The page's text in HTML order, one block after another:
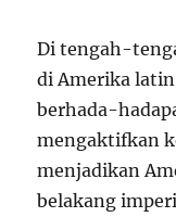
Di tengah-
di Amerika
berhada-
mengaktifkan
menjadikan
belakang